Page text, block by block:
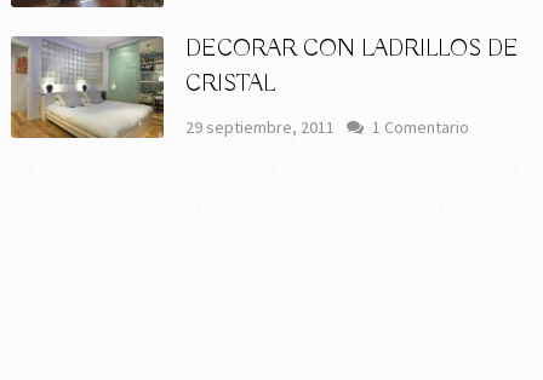
DECORAR CON LADRILLOS DE
CRISTAL
29 septiembre, 2011 1 Comentario